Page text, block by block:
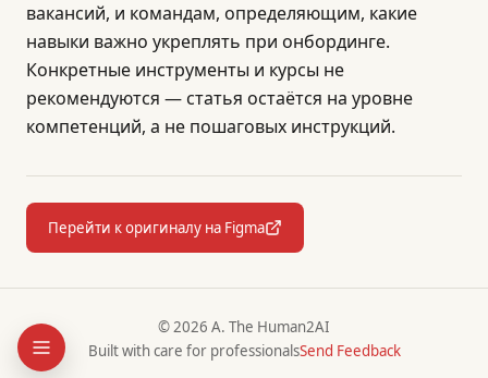
вакансий, и командам, определяющим, какие
навыки важно укреплять при онбординге.
Конкретные инструменты и курсы не
рекомендуются — статья остаётся на уровне
компетенций, а не пошаговых инструкций.
Перейти к оригиналу на Figma
© 2026 A. The Human2AI
Built with care for professionalsSend Feedback